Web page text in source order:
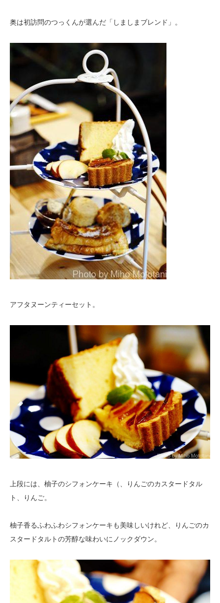
奥は初訪問のつっくんが選んだ「しましまブレンド」。
アフタヌーンティーセット。
上段には、柚子のシフォンケーキ（、りんごのカスタードタル
ト、りんご。
柚子香るふわふわシフォンケーキも美味しいけれど、りんごのカ
スタードタルトの芳醇な味わいにノックダウン。